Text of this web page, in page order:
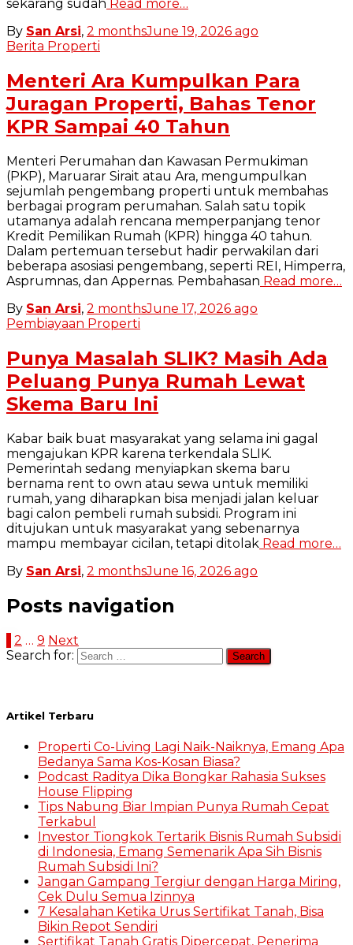
sekarang sudah Read more…
By San Arsi, 2 monthsJune 19, 2026 ago
Berita Properti
Menteri Ara Kumpulkan Para
Juragan Properti, Bahas Tenor
KPR Sampai 40 Tahun
Menteri Perumahan dan Kawasan Permukiman
(PKP), Maruarar Sirait atau Ara, mengumpulkan
sejumlah pengembang properti untuk membahas
berbagai program perumahan. Salah satu topik
utamanya adalah rencana memperpanjang tenor
Kredit Pemilikan Rumah (KPR) hingga 40 tahun.
Dalam pertemuan tersebut hadir perwakilan dari
beberapa asosiasi pengembang, seperti REI, Himperra,
Asprumnas, dan Appernas. Pembahasan Read more…
By San Arsi, 2 monthsJune 17, 2026 ago
Pembiayaan Properti
Punya Masalah SLIK? Masih Ada
Peluang Punya Rumah Lewat
Skema Baru Ini
Kabar baik buat masyarakat yang selama ini gagal
mengajukan KPR karena terkendala SLIK.
Pemerintah sedang menyiapkan skema baru
bernama rent to own atau sewa untuk memiliki
rumah, yang diharapkan bisa menjadi jalan keluar
bagi calon pembeli rumah subsidi. Program ini
ditujukan untuk masyarakat yang sebenarnya
mampu membayar cicilan, tetapi ditolak Read more…
By San Arsi, 2 monthsJune 16, 2026 ago
Posts navigation
2 … 9 Next
Search for:
Artikel Terbaru
Properti Co-Living Lagi Naik-Naiknya, Emang Apa
Bedanya Sama Kos-Kosan Biasa?
Podcast Raditya Dika Bongkar Rahasia Sukses
House Flipping
Tips Nabung Biar Impian Punya Rumah Cepat
Terkabul
Investor Tiongkok Tertarik Bisnis Rumah Subsidi
di Indonesia, Emang Semenarik Apa Sih Bisnis
Rumah Subsidi Ini?
Jangan Gampang Tergiur dengan Harga Miring,
Cek Dulu Semua Izinnya
7 Kesalahan Ketika Urus Sertifikat Tanah, Bisa
Bikin Repot Sendiri
Sertifikat Tanah Gratis Dipercepat, Penerima